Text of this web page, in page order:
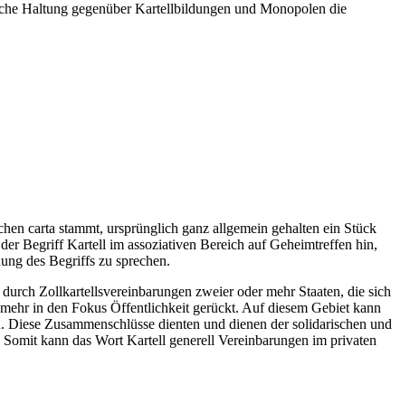
Haltung gegenüber Kartellbildungen und Monopolen die
carta stammt, ursprünglich ganz allgemein gehalten ein Stück
Begriff Kartell im assoziativen Bereich auf Geheimtreffen hin,
des Begriffs zu sprechen.
Zollkartellsvereinbarungen zweier oder mehr Staaten, die sich
in den Fokus Öffentlichkeit gerückt. Auf diesem Gebiet kann
Zusammenschlüsse dienten und dienen der solidarischen und
kann das Wort Kartell generell Vereinbarungen im privaten